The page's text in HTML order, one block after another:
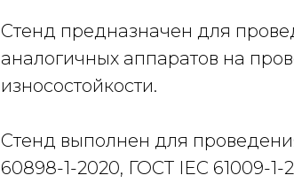
Стенд предназначен для
аналогичных аппаратов на
износостойкости.
Стенд выполнен для
60898-1-2020, ГОСТ IEC 61009-1-